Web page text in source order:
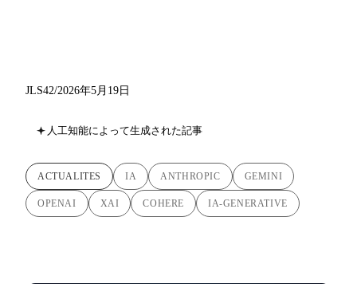
JLS42/2026年5月19日
人工知能によって生成された記事
ACTUALITES IA ANTHROPIC GEMINI
OPENAI XAI COHERE IA-GENERATIVE